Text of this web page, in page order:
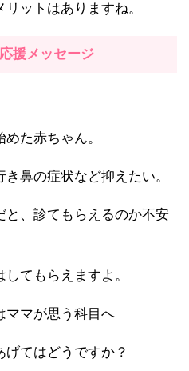
ットはありますね。
援メッセージ
た赤ちゃん。
鼻の症状など抑えたい。
と、診てもらえるのか不安
てもらえますよ。
ママが思う科目へ
てはどうですか？